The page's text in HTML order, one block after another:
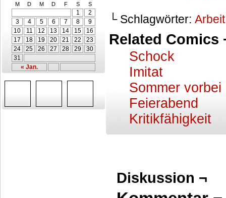
M D M D F S S
« Jan.
1
2
3
4 5 6 7 8
9
10
11 12 13 14 15
16
17
18 19 20 21 22
23
24
25 26 27 28 29
30
31
└ Schlagwörter: Arbeit
Related Comics
Schock
Imitat
Sommer vorbei
Feierabend
Kritikfähigkeit
Diskussion ¬